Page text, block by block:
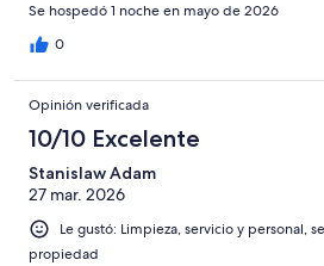
Se hospedó 1 noche en mayo de 2026
0
Opinión verificada
10/10 Excelente
Stanislaw Adam
27 mar. 2026
Le gustó: Limpieza, servicio y personal,
propiedad